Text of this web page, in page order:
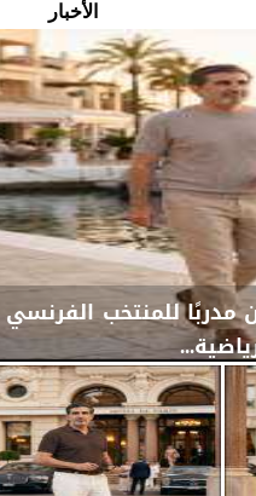
الأخبار
للمنتخب الفرنسي